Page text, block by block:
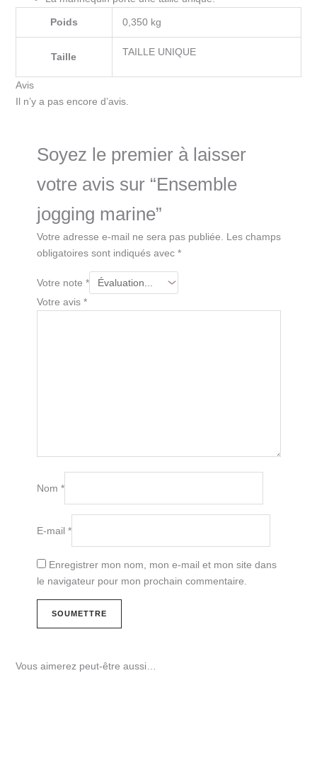
Poids 0,350 kg
Taille TAILLE UNIQUE
Avis
Il n’y a pas encore d’avis.
Soyez le premier à laisser
votre avis sur “Ensemble
jogging marine”
Votre adresse e-mail ne sera pas publiée.
Les champs
obligatoires sont indiqués avec *
Votre note *
Votre avis *
Nom *
E-mail *
Enregistrer mon nom, mon e-mail et mon site dans
le navigateur pour mon prochain commentaire.
Vous aimerez peut-être aussi…